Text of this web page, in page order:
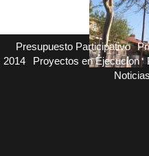
Presupuesto Participativo
2014
Proyectos en Ejecucion
Noticias